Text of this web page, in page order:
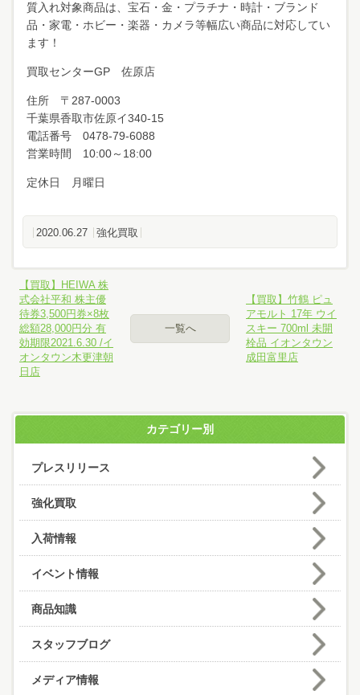
質入れ対象商品は、宝石・金・プラチナ・時計・ブランド
品・家電・ホビー・楽器・カメラ等幅広い商品に対応してい
ます！
買取センターGP 佐原店
住所 〒287-0003
千葉県香取市佐原イ340-15
電話番号 0478-79-6088
営業時間 10:00～18:00
定休日 月曜日
2020.06.27 強化買取
【買取】HEIWA 株
式会社平和 株主優
待券3,500円券×8枚
総額28,000円分 有
効期限2021.6.30 /イ
オンタウン木更津朝
日店
一覧へ
【買取】竹鶴 ピュ
アモルト 17年 ウイ
スキー 700ml 未開
栓品 イオンタウン
成田富里店
カテゴリー別
プレスリリース
強化買取
入荷情報
イベント情報
商品知識
スタッフブログ
メディア情報